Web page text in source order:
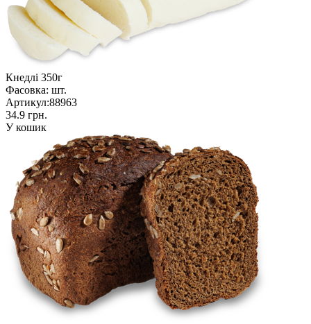
Кнедлі 350г
Фасовка: шт.
Артикул:88963
34.9 грн.
У кошик